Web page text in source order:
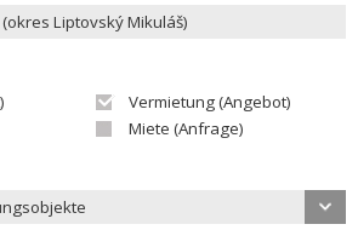
Vermietung (Angebot)
Miete (Anfrage)